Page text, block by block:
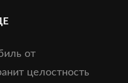
от
целостность